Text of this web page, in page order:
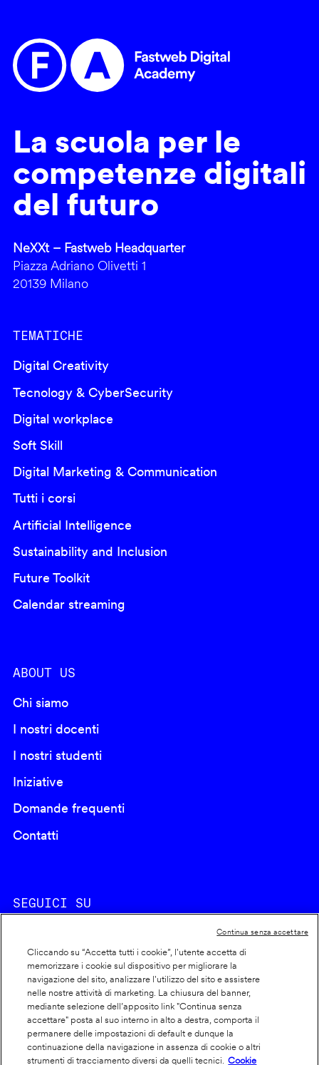
La scuola per le
competenze digitali
del futuro
NeXXt – Fastweb Headquarter
Piazza Adriano Olivetti 1
20139 Milano
TEMATICHE
Digital Creativity
Tecnology & CyberSecurity
Digital workplace
Soft Skill
Digital Marketing & Communication
Tutti i corsi
Artificial Intelligence
Sustainability and Inclusion
Future Toolkit
Calendar streaming
ABOUT US
Chi siamo
I nostri docenti
I nostri studenti
Iniziative
Domande frequenti
Contatti
SEGUICI SU
Footer
info
Cookie policy
Dichiarazione di accessibilità
Privacy
Cliccando su “Accetta tutti i cookie”, l'utente accetta di
memorizzare i cookie sul dispositivo per migliorare la
navigazione del sito, analizzare l'utilizzo del sito e assistere
nelle nostre attività di marketing. La chiusura del banner,
mediante selezione dell’apposito link "Continua senza
accettare" posta al suo interno in alto a destra, comporta il
permanere delle impostazioni di default e dunque la
continuazione della navigazione in assenza di cookie o altri
strumenti di tracciamento diversi da quelli tecnici.
Cookie
Continua senza accettare